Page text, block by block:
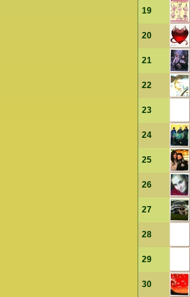
19
20
21
22
23
24
25
26
27
28
29
30